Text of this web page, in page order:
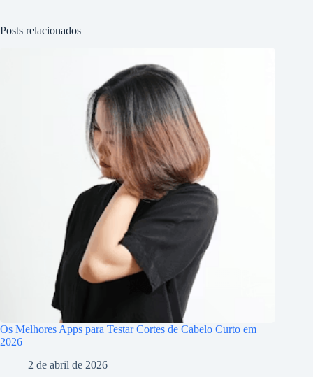
Posts relacionados
Os Melhores Apps para Testar Cortes de Cabelo Curto em
2026
2 de abril de 2026